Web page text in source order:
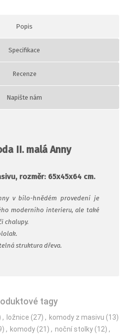
Popis
Specifikace
Recenze
Napište nám
II. malá Anny
rozměr: 65x45x64 cm.
v bílo-hnědém provedení je
moderního interieru, ale také
chalupy.
struktura dřeva.
tagy
, ložnice (27) , komody z masivu (13)
, komody (21) , noční stolky (12) ,